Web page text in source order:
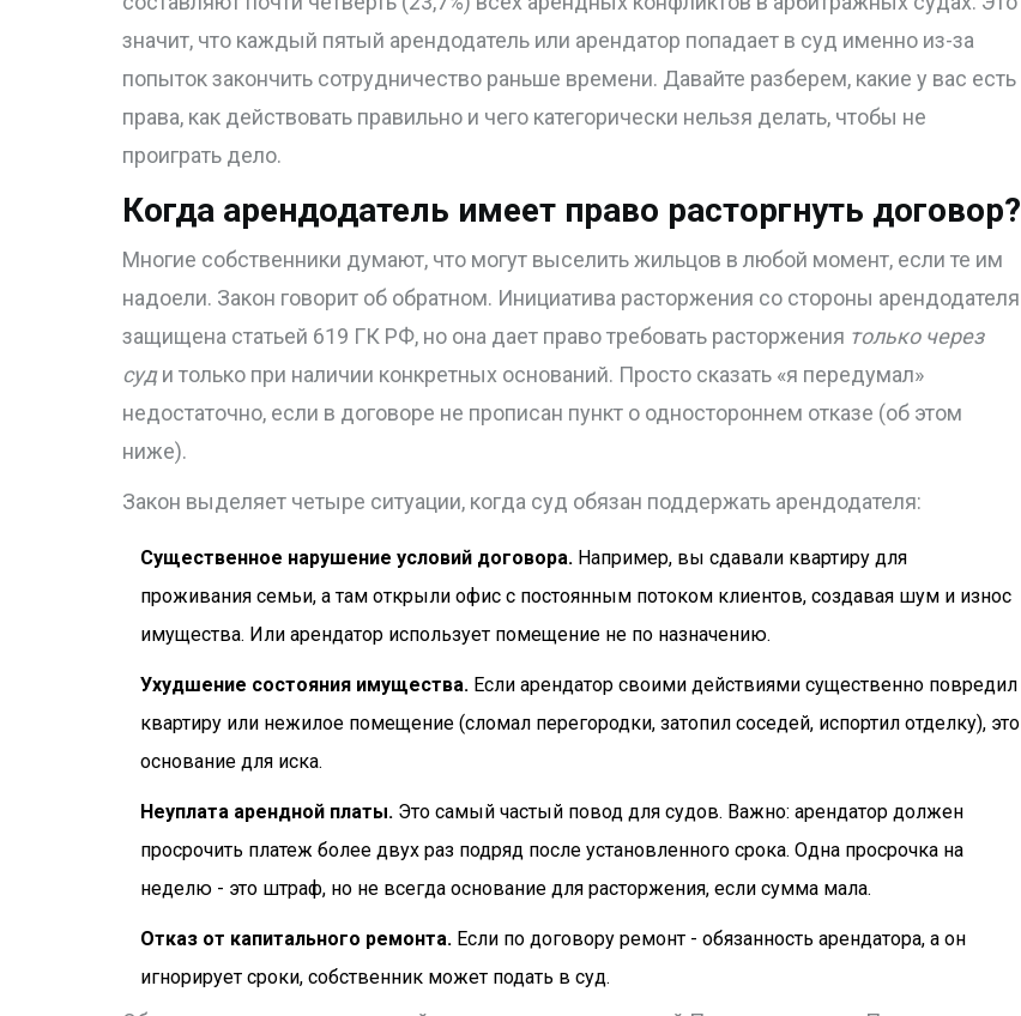
значит, что каждый пятый арендодатель или арендатор попадает в суд именно из-за
попыток закончить сотрудничество раньше времени. Давайте разберем, какие у вас есть
права, как действовать правильно и чего категорически нельзя делать, чтобы не
проиграть дело.
Когда арендодатель имеет право расторгнуть договор?
Многие собственники думают, что могут выселить жильцов в любой момент, если те им
надоели. Закон говорит об обратном. Инициатива расторжения со стороны арендодателя
защищена статьей 619 ГК РФ, но она дает право требовать расторжения только через
суди только при наличии конкретных оснований. Просто сказать «я передумал»
недостаточно, если в договоре не прописан пункт о одностороннем отказе (об этом
ниже).
Закон выделяет четыре ситуации, когда суд обязан поддержать арендодателя:
Существенное нарушение условий договора. Например, вы сдавали квартиру для
проживания семьи, а там открыли офис с постоянным потоком клиентов, создавая шум и износ
имущества. Или арендатор использует помещение не по назначению.
Ухудшение состояния имущества. Если арендатор своими действиями существенно повредил
квартиру или нежилое помещение (сломал перегородки, затопил соседей, испортил отделку), это
основание для иска.
Неуплата арендной платы. Это самый частый повод для судов. Важно: арендатор должен
просрочить платеж более двух раз подряд после установленного срока. Одна просрочка на
неделю - это штраф, но не всегда основание для расторжения, если сумма мала.
Отказ от капитального ремонта. Если по договору ремонт - обязанность арендатора, а он
игнорирует сроки, собственник может подать в суд.